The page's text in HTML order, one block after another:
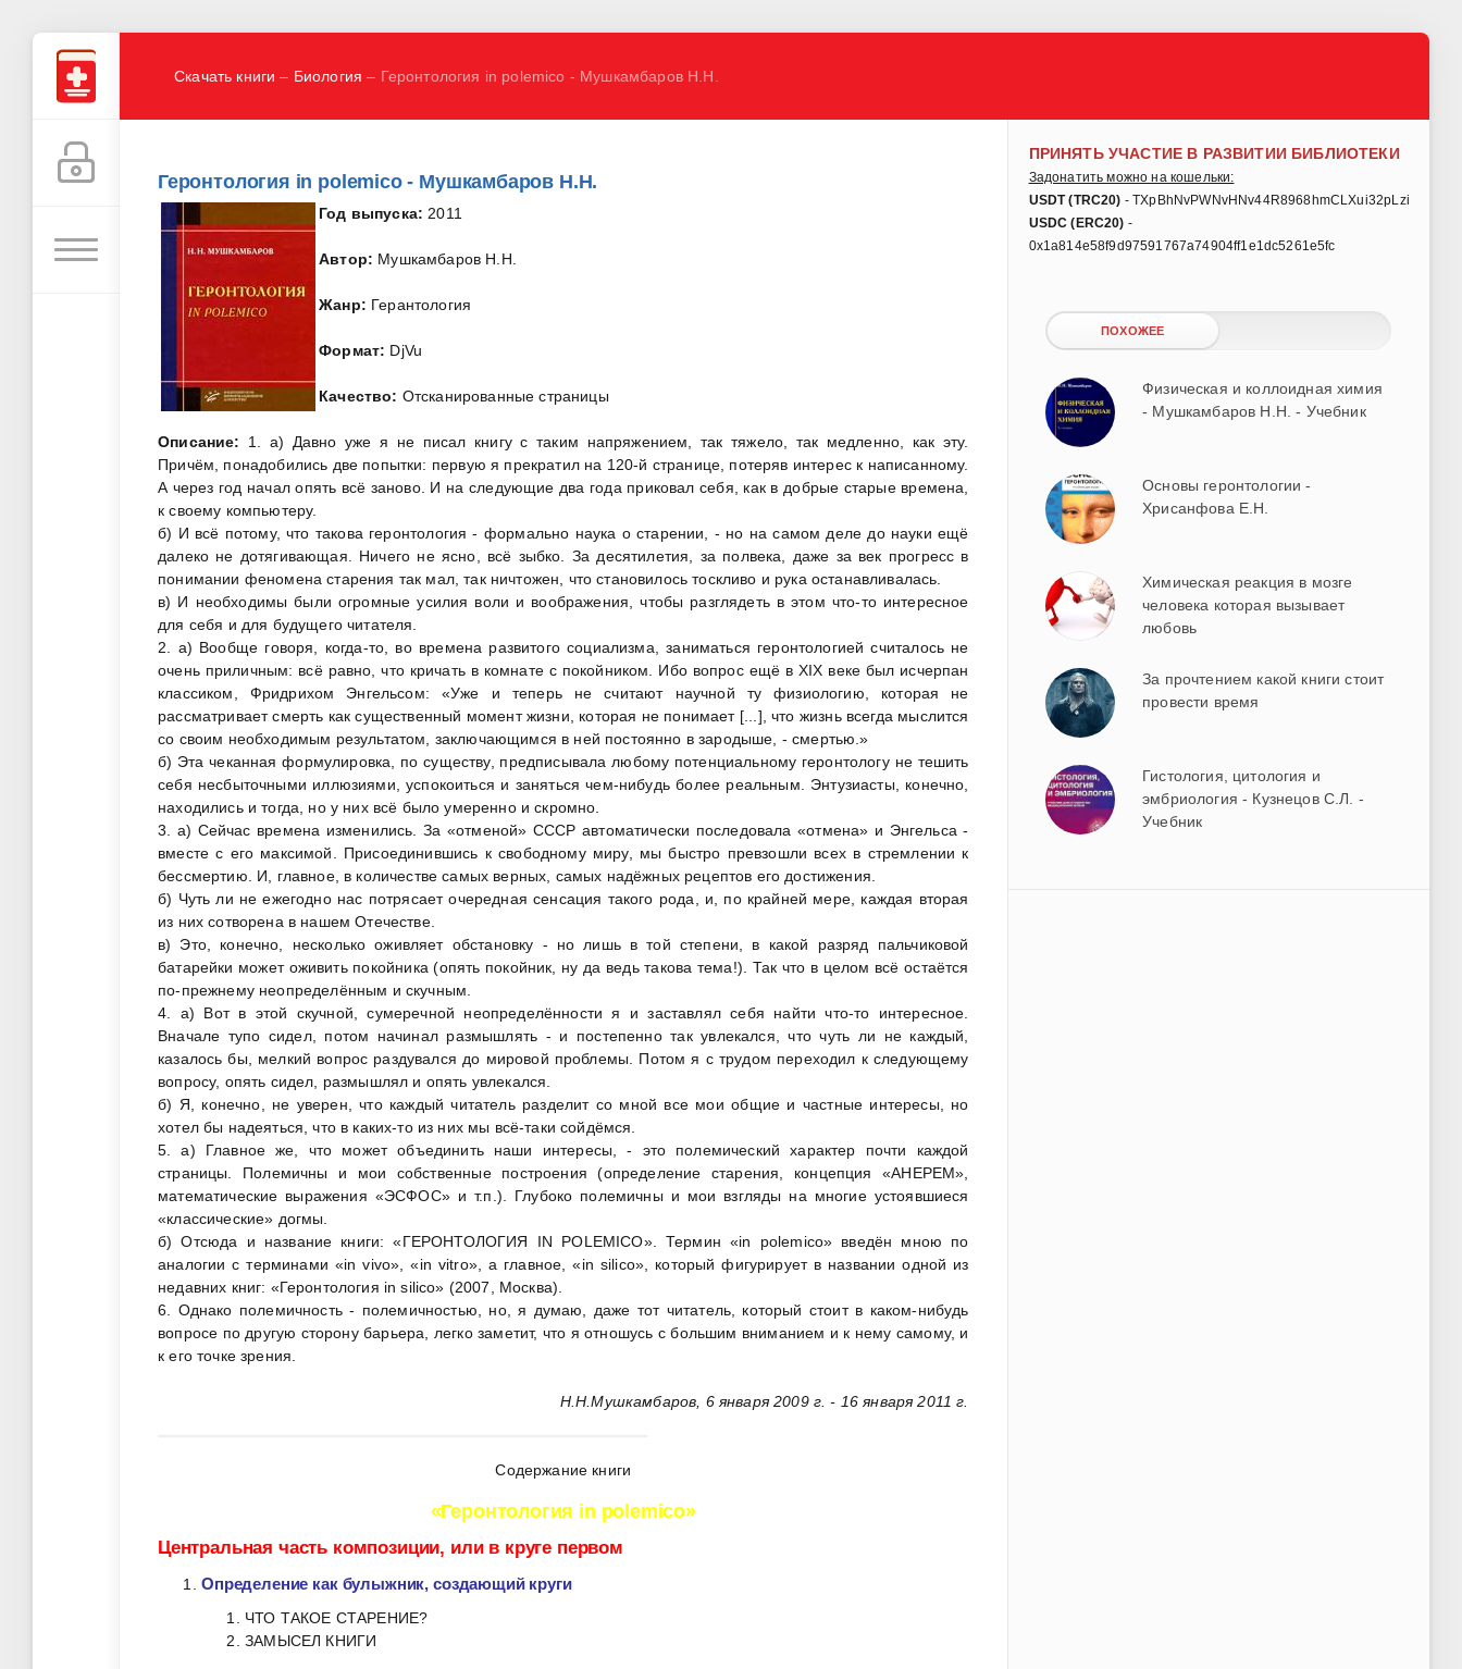
Скачать книги – Биология – Геронтология in polemico - Мушкамбаров Н.Н.
Геронтология in polemico - Мушкамбаров Н.Н.
Год выпуска: 2011
Автор: Мушкамбаров Н.Н.
Жанр: Герантология
Формат: DjVu
Качество: Отсканированные страницы
Описание: 1. а) Давно уже я не писал книгу с таким напряжением, так тяжело, так медленно, как эту.
Причём, понадобились две попытки: первую я прекратил на 120-й странице, потеряв интерес к написанному.
А через год начал опять всё заново. И на следующие два года приковал себя, как в добрые старые времена,
к своему компьютеру.
б) И всё потому, что такова геронтология - формально наука о старении, - но на самом деле до науки ещё
далеко не дотягивающая. Ничего не ясно, всё зыбко. За десятилетия, за полвека, даже за век прогресс в
понимании феномена старения так мал, так ничтожен, что становилось тоскливо и рука останавливалась.
в) И необходимы были огромные усилия воли и воображения, чтобы разглядеть в этом что-то интересное
для себя и для будущего читателя.
2. а) Вообще говоря, когда-то, во времена развитого социализма, заниматься геронтологией считалось не
очень приличным: всё равно, что кричать в комнате с покойником. Ибо вопрос ещё в XIX веке был исчерпан
классиком, Фридрихом Энгельсом: «Уже и теперь не считают научной ту физиологию, которая не
рассматривает смерть как существенный момент жизни, которая не понимает [...], что жизнь всегда мыслится
со своим необходимым результатом, заключающимся в ней постоянно в зародыше, - смертью.»
б) Эта чеканная формулировка, по существу, предписывала любому потенциальному геронтологу не тешить
себя несбыточными иллюзиями, успокоиться и заняться чем-нибудь более реальным. Энтузиасты, конечно,
находились и тогда, но у них всё было умеренно и скромно.
3. а) Сейчас времена изменились. За «отменой» СССР автоматически последовала «отмена» и Энгельса -
вместе с его максимой. Присоединившись к свободному миру, мы быстро превзошли всех в стремлении к
бессмертию. И, главное, в количестве самых верных, самых надёжных рецептов его достижения.
б) Чуть ли не ежегодно нас потрясает очередная сенсация такого рода, и, по крайней мере, каждая вторая
из них сотворена в нашем Отечестве.
в) Это, конечно, несколько оживляет обстановку - но лишь в той степени, в какой разряд пальчиковой
батарейки может оживить покойника (опять покойник, ну да ведь такова тема!). Так что в целом всё остаётся
по-прежнему неопределённым и скучным.
4. а) Вот в этой скучной, сумеречной неопределённости я и заставлял себя найти что-то интересное.
Вначале тупо сидел, потом начинал размышлять - и постепенно так увлекался, что чуть ли не каждый,
казалось бы, мелкий вопрос раздувался до мировой проблемы. Потом я с трудом переходил к следующему
вопросу, опять сидел, размышлял и опять увлекался.
б) Я, конечно, не уверен, что каждый читатель разделит со мной все мои общие и частные интересы, но
хотел бы надеяться, что в каких-то из них мы всё-таки сойдёмся.
5. а) Главное же, что может объединить наши интересы, - это полемический характер почти каждой
страницы. Полемичны и мои собственные построения (определение старения, концепция «АНЕРЕМ»,
математические выражения «ЭСФОС» и т.п.). Глубоко полемичны и мои взгляды на многие устоявшиеся
«классические» догмы.
б) Отсюда и название книги: «ГЕРОНТОЛОГИЯ IN POLEMICO». Термин «in polemico» введён мною по
аналогии с терминами «in vivo», «in vitro», а главное, «in silico», который фигурирует в названии одной из
недавних книг: «Геронтология in silico» (2007, Москва).
6. Однако полемичность - полемичностью, но, я думаю, даже тот читатель, который стоит в каком-нибудь
вопросе по другую сторону барьера, легко заметит, что я отношусь с большим вниманием и к нему самому, и
к его точке зрения.
Н.Н.Мушкамбаров, 6 января 2009 г. - 16 января 2011 г.
Содержание книги
«Геронтология in polemico»
Центральная часть композиции, или в круге первом
Определение как булыжник, создающий круги
ЧТО ТАКОЕ СТАРЕНИЕ?
ЗАМЫСЕЛ КНИГИ
ПРИНЯТЬ УЧАСТИЕ В РАЗВИТИИ БИБЛИОТЕКИ
Задонатить можно на кошельки:
USDT (TRC20) - TXpBhNvPWNvHNv44R8968hmCLXui32pLzi
USDC (ERC20) -
0x1a814e58f9d97591767a74904ff1e1dc5261e5fc
ПОХОЖЕЕ
Физическая и коллоидная химия
- Мушкамбаров Н.Н. - Учебник
Основы геронтологии -
Хрисанфова Е.Н.
Химическая реакция в мозге
человека которая вызывает
любовь
За прочтением какой книги стоит
провести время
Гистология, цитология и
эмбриология - Кузнецов С.Л. -
Учебник